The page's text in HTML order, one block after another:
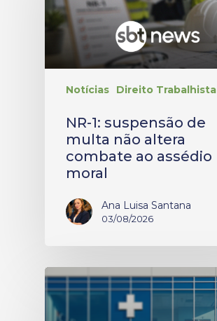
Notícias Direito Trabalhista
NR-1: suspensão de
multa não altera
combate ao assédio
moral
Ana Luisa Santana
03/08/2026